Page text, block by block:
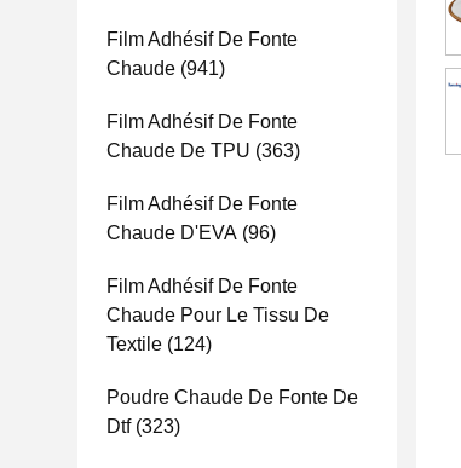
Film Adhésif De Fonte
Chaude (941)
Film Adhésif De Fonte
Chaude De TPU (363)
Film Adhésif De Fonte
Chaude D'EVA (96)
Film Adhésif De Fonte
Chaude Pour Le Tissu De
Textile (124)
Poudre Chaude De Fonte De
Dtf(323)